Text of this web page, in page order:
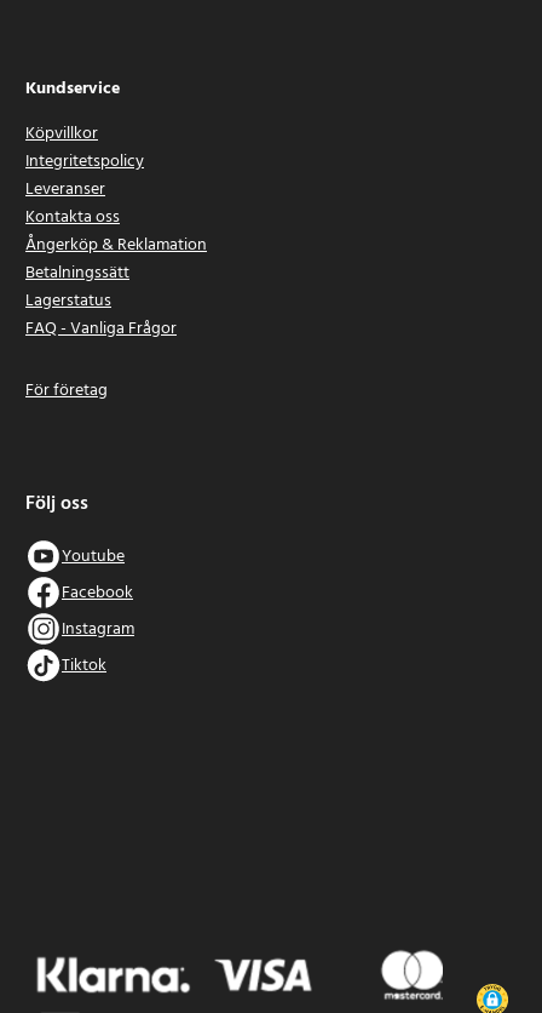
Kundservice
Köpvillkor
Integritetspolicy
Leveranser
Kontakta oss
Ångerköp & Reklamation
Betalningssätt
Lagerstatus
FAQ - Vanliga Frågor
För företag
Följ oss
Youtube
Facebook
Instagram
Tiktok